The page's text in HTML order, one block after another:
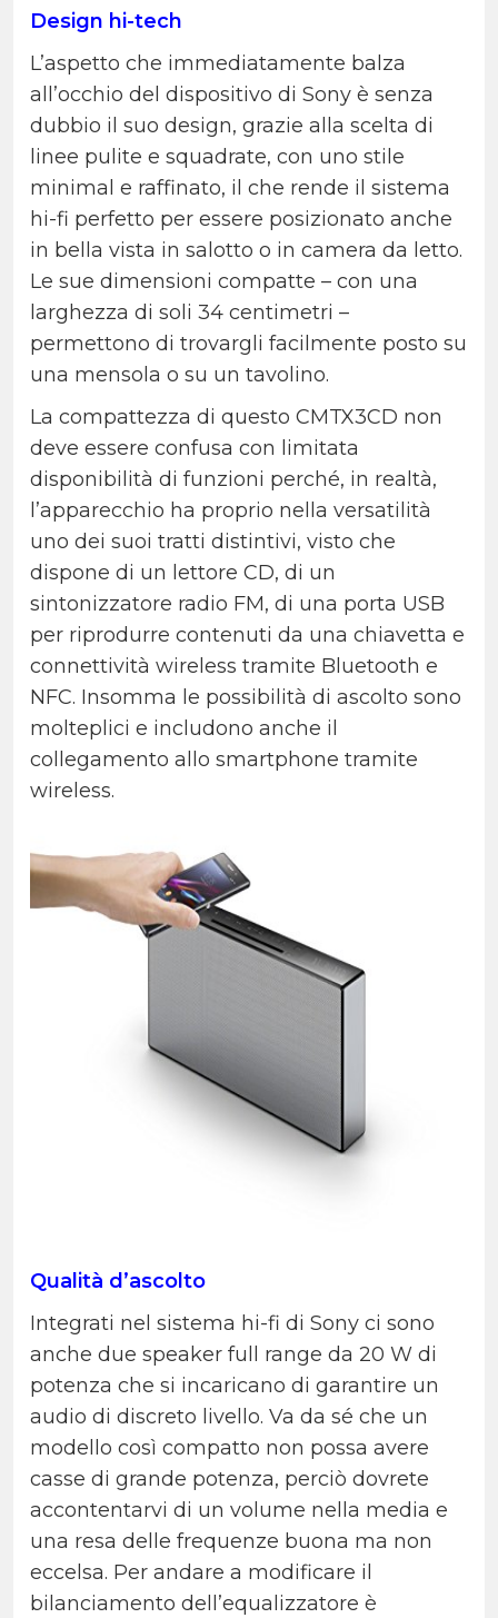
Design hi-tech
L’aspetto che immediatamente balza
all’occhio del dispositivo di Sony è senza
dubbio il suo design, grazie alla scelta di
linee pulite e squadrate, con uno stile
minimal e raffinato, il che rende il sistema
hi-fi perfetto per essere posizionato anche
in bella vista in salotto o in camera da letto.
Le sue dimensioni compatte – con una
larghezza di soli 34 centimetri –
permettono di trovargli facilmente posto su
una mensola o su un tavolino.
La compattezza di questo CMTX3CD non
deve essere confusa con limitata
disponibilità di funzioni perché, in realtà,
l’apparecchio ha proprio nella versatilità
uno dei suoi tratti distintivi, visto che
dispone di un lettore CD, di un
sintonizzatore radio FM, di una porta USB
per riprodurre contenuti da una chiavetta e
connettività wireless tramite Bluetooth e
NFC. Insomma le possibilità di ascolto sono
molteplici e includono anche il
collegamento allo smartphone tramite
wireless.
Qualità d’ascolto
Integrati nel sistema hi-fi di Sony ci sono
anche due speaker full range da 20 W di
potenza che si incaricano di garantire un
audio di discreto livello. Va da sé che un
modello così compatto non possa avere
casse di grande potenza, perciò dovrete
accontentarvi di un volume nella media e
una resa delle frequenze buona ma non
eccelsa. Per andare a modificare il
bilanciamento dell’equalizzatore è